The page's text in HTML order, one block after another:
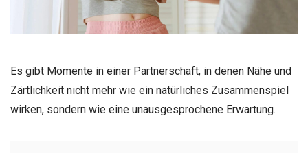
Es gibt Momente in einer Partnerschaft, in denen Nähe und
Zärtlichkeit nicht mehr wie ein natürliches Zusammenspiel
wirken, sondern wie eine unausgesprochene Erwartung.